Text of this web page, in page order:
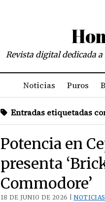
Revista digital dedicada
Noticias Puros
Entradas etiquetadas
Potencia en
presenta
Commodore’
18 DE JUNIO DE 2026 |NOTICIAS